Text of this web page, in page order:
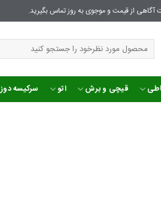
آگاهی از قیمت و موجوی به روز تماس بگیرید.
جستجو
برای:
قیچی و برش اتو سرکیسه دوز